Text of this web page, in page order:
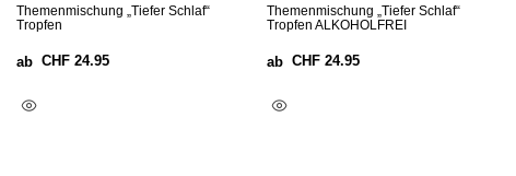
Themenmischung „Tiefer Schlaf“
Tropfen
ab CHF 24.95
Themenmischung „Tiefer Schlaf“
Tropfen ALKOHOLFREI
ab CHF 24.95